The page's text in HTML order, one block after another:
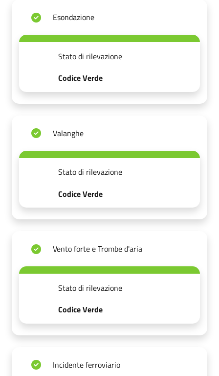
Esondazione
Stato di rilevazione
Codice Verde
Valanghe
Stato di rilevazione
Codice Verde
Vento forte e Trombe d'aria
Stato di rilevazione
Codice Verde
Incidente ferroviario